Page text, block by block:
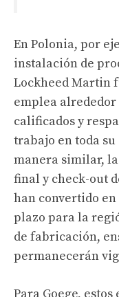
En Polonia, por
instalación de
Lockheed Martin
emplea alrededor
calificados y
trabajo en toda
manera similar,
final y check-out
han convertido
plazo para la
de fabricación,
permanecerán